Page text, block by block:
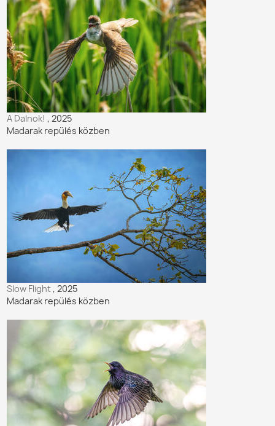
A Dalnok!, 2025
Madarak repülés közben
Slow Flight, 2025
Madarak repülés közben